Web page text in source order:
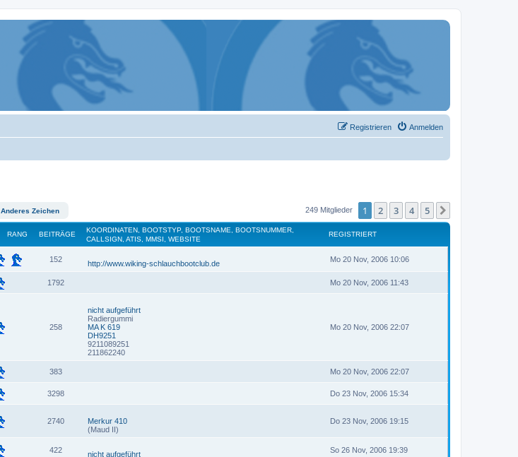
Anmelden
Registrieren
Anderes Zeichen 249 Mitglieder 1 2 3 4 5
RANG BEITRÄGE
KOORDINATEN, BOOTSTYP, BOOTSNAME, BOOTSNUMMER,
CALLSIGN, ATIS, MMSI, WEBSITE
REGISTRIERT
152 http://www.wiking-schlauchbootclub.de Mo 20 Nov, 2006 10:06
1792 Mo 20 Nov, 2006 11:43
258
nicht aufgeführt
Radiergummi
MA K 619
DH9251
9211089251
211862240
Mo 20 Nov, 2006 22:07
383 Mo 20 Nov, 2006 22:07
3298 Do 23 Nov, 2006 15:34
2740
Merkur 410
(Maud II)
Do 23 Nov, 2006 19:15
422 nicht aufgeführt So 26 Nov, 2006 19:39